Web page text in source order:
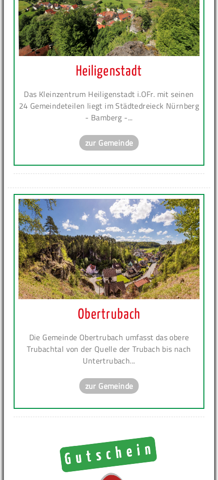
Heiligenstadt
Das Kleinzentrum Heiligenstadt i.OFr. mit seinen
24 Gemeindeteilen liegt im Städtedreieck Nürnberg
- Bamberg -...
zur Gemeinde
Obertrubach
Die Gemeinde Obertrubach umfasst das obere
Trubachtal von der Quelle der Trubach bis nach
Untertrubach...
zur Gemeinde